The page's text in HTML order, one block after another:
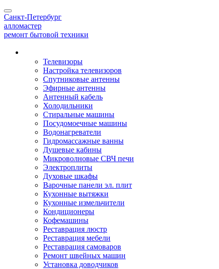
Toggle
navigation
Санкт-Петербург
алломастер
ремонт бытовой техники
Телевизоры
Настройка телевизоров
Спутниковые антенны
Эфирные антенны
Антенный кабель
Холодильники
Стиральные машины
Посудомоечные машины
Водонагреватели
Гидромассажные ванны
Душевые кабины
Микроволновые СВЧ печи
Электроплиты
Духовые шкафы
Варочные панели эл. плит
Кухонные вытяжки
Кухонные измельчители
Кондиционеры
Кофемашины
Реставрация люстр
Реставрация мебели
Реставрация самоваров
Ремонт швейных машин
Установка доводчиков